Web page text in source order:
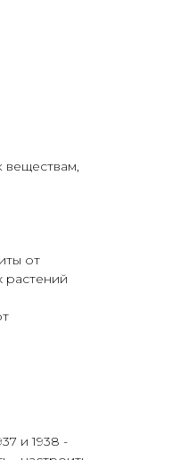
веществам,
от
растений
и 1938 -